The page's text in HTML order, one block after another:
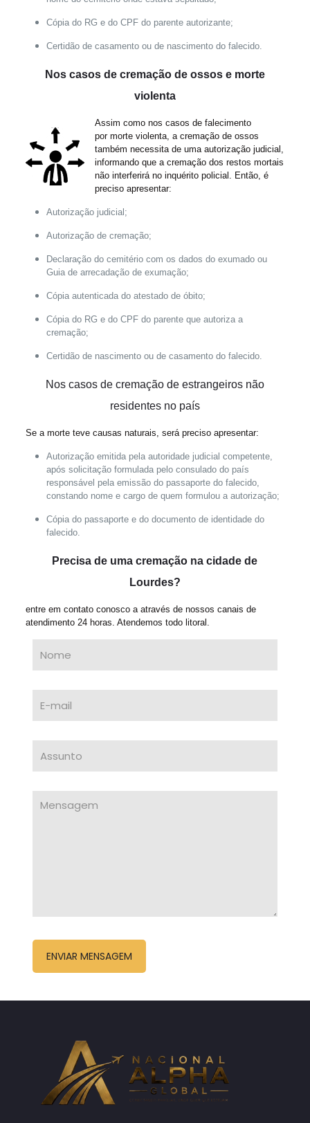
Cópia do RG e do CPF do parente autorizante;
Certidão de casamento ou de nascimento do falecido.
Nos casos de cremação de ossos e morte
violenta
Assim como nos casos de falecimento
por morte violenta, a cremação de ossos
também necessita de uma autorização judicial,
informando que a cremação dos restos mortais
não interferirá no inquérito policial. Então, é
preciso apresentar:
Autorização judicial;
Autorização de cremação;
Declaração do cemitério com os dados do exumado ou
Guia de arrecadação de exumação;
Cópia autenticada do atestado de óbito;
Cópia do RG e do CPF do parente que autoriza a
cremação;
Certidão de nascimento ou de casamento do falecido.
Nos casos de cremação de estrangeiros não
residentes no país
Se a morte teve causas naturais, será preciso apresentar:
Autorização emitida pela autoridade judicial competente,
após solicitação formulada pelo consulado do país
responsável pela emissão do passaporte do falecido,
constando nome e cargo de quem formulou a autorização;
Cópia do passaporte e do documento de identidade do
falecido.
Precisa de uma cremação na cidade de
Lourdes?
entre em contato conosco a através de nossos canais de
atendimento 24 horas. Atendemos todo litoral.